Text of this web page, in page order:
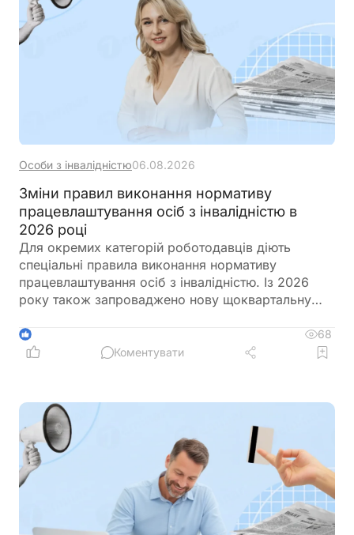
Особи з інвалідністю06.08.2026
Зміни правил виконання нормативу
працевлаштування осіб з інвалідністю в
2026 році
Для окремих категорій роботодавців діють
спеціальні правила виконання нормативу
працевлаштування осіб з інвалідністю. Із 2026
року також запроваджено нову щоквартальну
внеску у разі невиконання нормативу
1
68
Коментувати